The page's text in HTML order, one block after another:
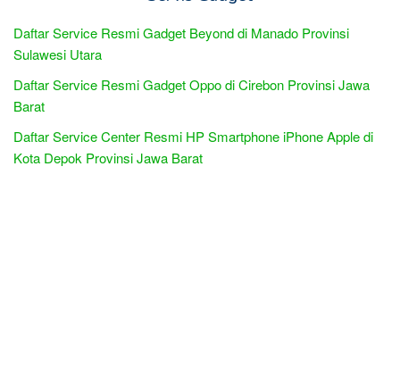
Daftar Service Resmi Gadget Beyond di Manado Provinsi
Sulawesi Utara
Daftar Service Resmi Gadget Oppo di Cirebon Provinsi Jawa
Barat
Daftar Service Center Resmi HP Smartphone iPhone Apple di
Kota Depok Provinsi Jawa Barat